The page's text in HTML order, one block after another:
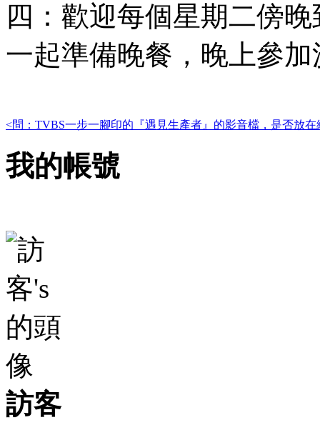
四：歡迎每個星期二傍
一起準備晚餐，晚上參
<問：TVBS一步一腳印的『遇見生產者』的影音檔，是否放在
我的帳號
訪客